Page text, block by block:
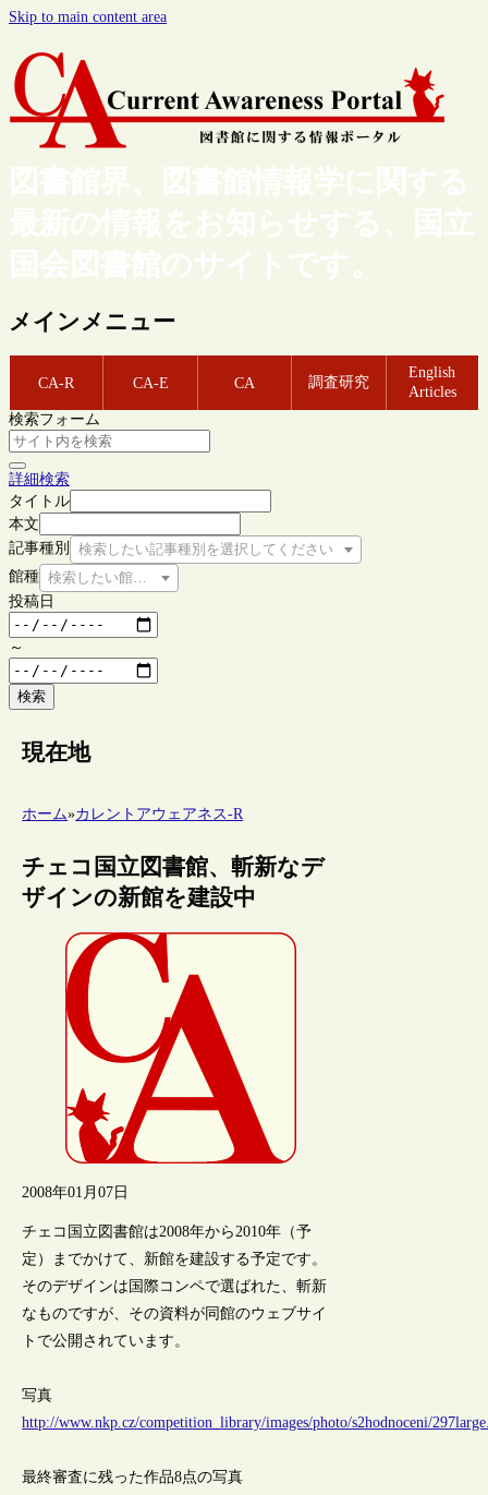
Skip to main content area
図書館界、図書館情報学に関する
最新の情報をお知らせする、国立
国会図書館のサイトです。
メインメニュー
CA-R CA-E CA 調査研究
English
Articles
検索フォーム
詳細検索
タイトル
本文
記事種別
検索したい記事種別を選択してください
館種 検索したい館種を選択してください
投稿日
～
検索
現在地
ホーム»カレントアウェアネス-R
チェコ国立図書館、斬新なデ
ザインの新館を建設中
2008年01月07日
チェコ国立図書館は2008年から2010年（予
定）までかけて、新館を建設する予定です。
そのデザインは国際コンペで選ばれた、斬新
なものですが、その資料が同館のウェブサイ
トで公開されています。
写真
http://www.nkp.cz/competition_library/images/photo/s2hodnoceni/
最終審査に残った作品8点の写真